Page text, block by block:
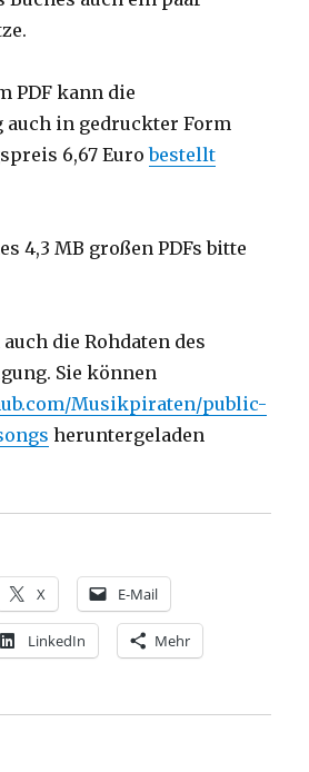
PDF kann die
auch in gedruckter Form
6,67 Eurobestellt
4,3 MB großen PDFs bitte
die Rohdaten des
Sie können
Musikpiraten/public-
heruntergeladen
X E-Mail
LinkedIn Mehr